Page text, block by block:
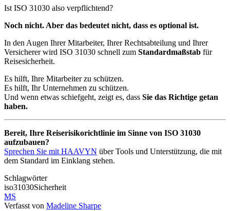
Ist ISO 31030 also verpflichtend?
Noch nicht. Aber das bedeutet nicht, dass es optional ist.
In den Augen Ihrer Mitarbeiter, Ihrer Rechtsabteilung und Ihrer
Versicherer wird ISO 31030 schnell zum Standardmaßstab für
Reisesicherheit.
Es hilft, Ihre Mitarbeiter zu schützen.
Es hilft, Ihr Unternehmen zu schützen.
Und wenn etwas schiefgeht, zeigt es, dass Sie das Richtige getan
haben.
Bereit, Ihre Reiserisikorichtlinie im Sinne von ISO 31030
aufzubauen?
Sprechen Sie mit HAAVYN über Tools und Unterstützung, die mit
dem Standard im Einklang stehen.
Schlagwörter
iso31030Sicherheit
MS
Verfasst von Madeline Sharpe